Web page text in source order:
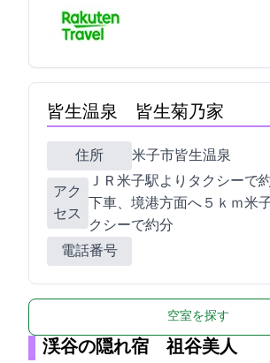
皆生温泉 皆生菊乃家
住所 米子市皆生温泉4-29-10
アク
セス
ＪＲ米子駅よりタクシーで約
下車、境港方面へ５ｋｍ/米
クシーで約20分
電話番号
空室を探す
渓谷の隠れ宿 祖谷美人